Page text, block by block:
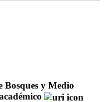
Bosques y Medio